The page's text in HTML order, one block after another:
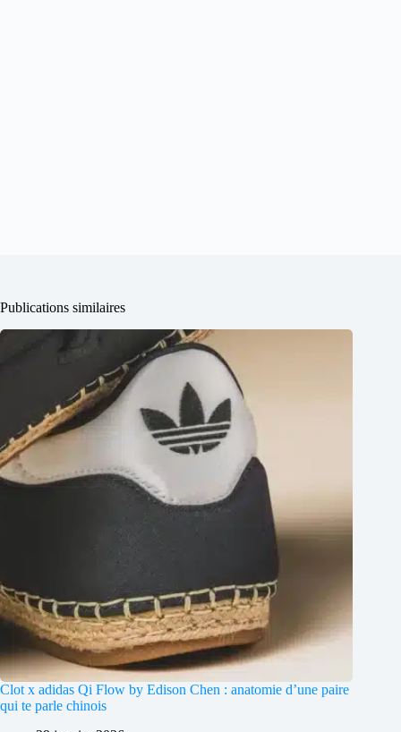
Publications similaires
Clot x adidas Qi Flow by Edison Chen : anatomie d’une paire
qui te parle chinois